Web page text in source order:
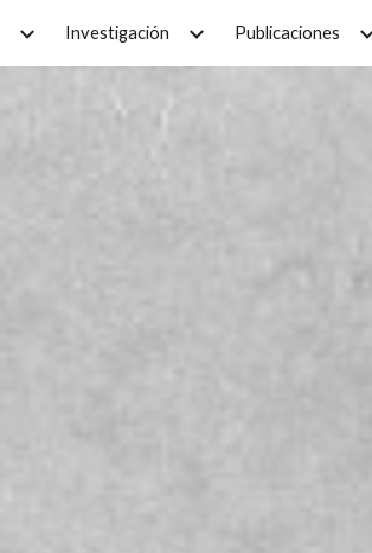
Skip to navigation
Investigación Publicaciones